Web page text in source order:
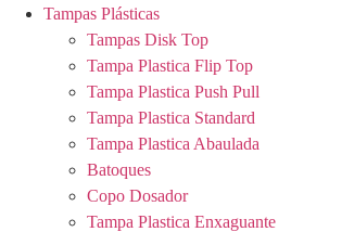
Tampas Plásticas
Tampas Disk Top
Tampa Plastica Flip Top
Tampa Plastica Push Pull
Tampa Plastica Standard
Tampa Plastica Abaulada
Batoques
Copo Dosador
Tampa Plastica Enxaguante